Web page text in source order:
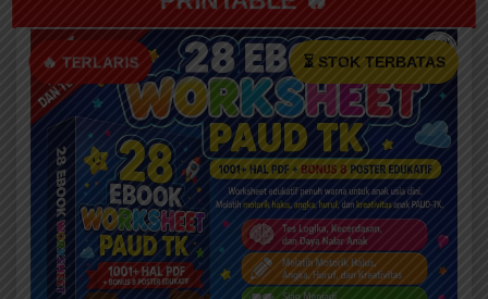
🔥 TERLARIS ⏳ STOK TERBATAS